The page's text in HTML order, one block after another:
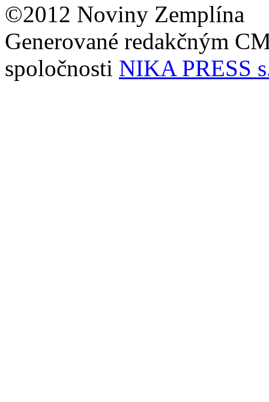
©2012 Noviny Zemplína
Generované redakčným
spoločnosti NIKA PRESS